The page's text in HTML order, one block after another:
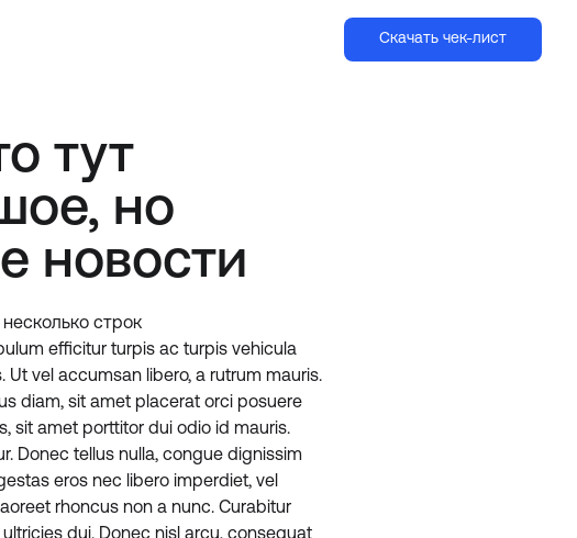
Скачать чек-лист
тут
но
новости
строк
efficitur turpis ac turpis vehicula
vel accumsan libero, a rutrum mauris.
diam, sit amet placerat orci posuere
sit amet porttitor dui odio id mauris.
Donec tellus nulla, congue dignissim
eros nec libero imperdiet, vel
rhoncus non a nunc. Curabitur